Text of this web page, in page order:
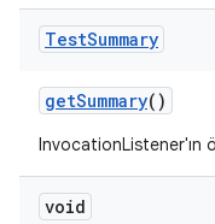
TestSummary
getSummary()
InvocationListener'ın
void